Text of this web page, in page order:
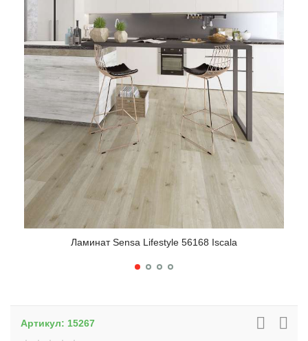
Ламинат Sensa Lifestyle 56168 Iscala
Артикул: 15267